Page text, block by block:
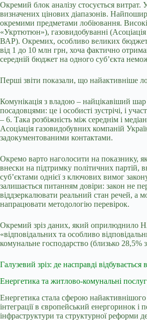
Окремий блок аналізу стосується
визначених цінових діапазонів.
окремими предметами лобіювання.
«Укртютюн»), газовидобуванні
ВАР). Окремих, особливо великих
від 1 до 10 млн грн, хоча фактично
середній бюджет на одного суб’єкта
Перші звіти показали, що найактивніше
Комунікація з владою – найцікавіший шар
посадовцями: це і особисті зустрічі, і
– 6. Така розбіжність між середнім і
Асоціація газовидобувних компаній
задокументованими контактами.
Окремо варто наголосити на показнику,
внески на підтримку політичних партій,
суб’єктами однієї з ключових вимог
залишається питанням довіри: закон не
віддзеркалювати реальний стан речей, а
напрацювати методологію перевірок.
Окремий зріз даних, який оприлюднило
«відповідальних та особливо
комунальне господарство (близько 28,5%
Галузевий зріз: де насправді відбувається
Енергетика та житлово-комунальні
Енергетика стала сферою найактивнішого
інтеграції в європейський енергоринок
інфраструктури та структурної реформи